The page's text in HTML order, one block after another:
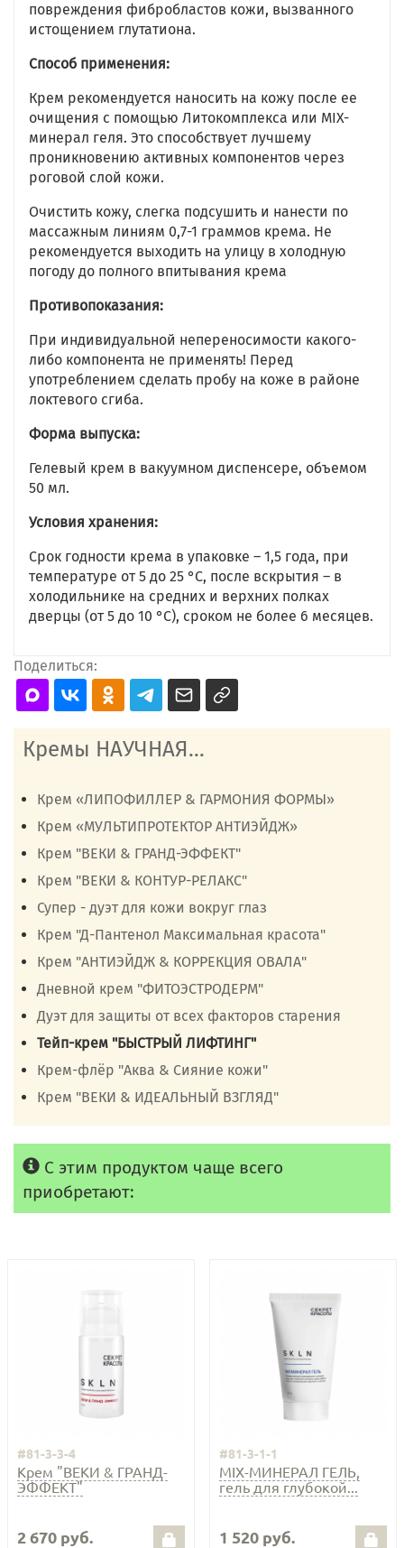
повреждения фибробластов кожи, вызванного
истощением глутатиона.
Способ применения:
Крем рекомендуется наносить на кожу после ее
очищения с помощью Литокомплекса или MIX-
минерал геля. Это способствует лучшему
проникновению активных компонентов через
роговой слой кожи.
Очистить кожу, слегка подсушить и нанести по
массажным линиям 0,7-1 граммов крема. Не
рекомендуется выходить на улицу в холодную
погоду до полного впитывания крема
Противопоказания:
При индивидуальной непереносимости какого-
либо компонента не применять! Перед
употреблением сделать пробу на коже в районе
локтевого сгиба.
Форма выпуска:
Гелевый крем в вакуумном диспенсере, объемом
50 мл.
Условия хранения:
Срок годности крема в упаковке – 1,5 года, при
температуре от 5 до 25 °C, после вскрытия – в
холодильнике на средних и верхних полках
дверцы (от 5 до 10 °C), сроком не более 6 месяцев.
Поделиться:
Кремы НАУЧНАЯ...
Крем «ЛИПОФИЛЛЕР & ГАРМОНИЯ ФОРМЫ»
Крем «МУЛЬТИПРОТЕКТОР АНТИЭЙДЖ»
Крем "ВЕКИ & ГРАНД-ЭФФЕКТ"
Крем "ВЕКИ & КОНТУР-РЕЛАКС"
Супер - дуэт для кожи вокруг глаз
Крем "Д-Пантенол Максимальная красота"
Крем "АНТИЭЙДЖ & КОРРЕКЦИЯ ОВАЛА"
Дневной крем "ФИТОЭСТРОДЕРМ"
Дуэт для защиты от всех факторов старения
Тейп-крем "БЫСТРЫЙ ЛИФТИНГ"
Крем-флёр "Аква & Сияние кожи"
Крем "ВЕКИ & ИДЕАЛЬНЫЙ ВЗГЛЯД"
С этим продуктом чаще всего
приобретают:
#81-3-3-4
Крем "ВЕКИ & ГРАНД-
ЭФФЕКТ"
2 670 руб.
#81-3-1-1
MIX-МИНЕРАЛ ГЕЛЬ,
гель для глубокой...
1 520 руб.